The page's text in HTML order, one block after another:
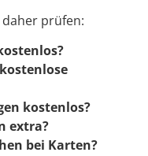
prüfen:
kostenlos?
extra?
bei Karten?